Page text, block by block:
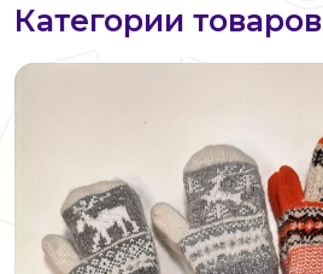
Категории товаров